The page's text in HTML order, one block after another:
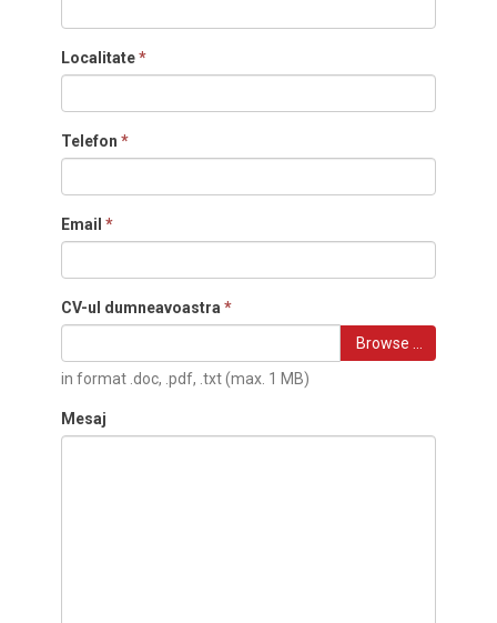
Localitate*
Telefon *
Email *
CV-ul dumneavoastra *
Browse …
in format .doc, .pdf, .txt (max. 1 MB)
Mesaj